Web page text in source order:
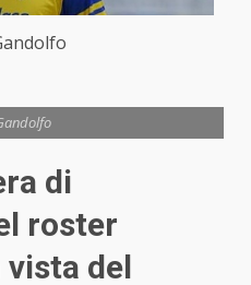
di
roster
del